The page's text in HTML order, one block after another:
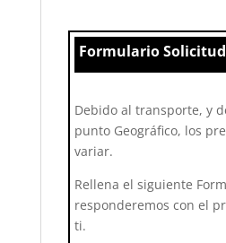
Formulario
Debido al transporte, y
punto Geográfico, los
variar.
Rellena el siguiente
responderemos con el
ti.